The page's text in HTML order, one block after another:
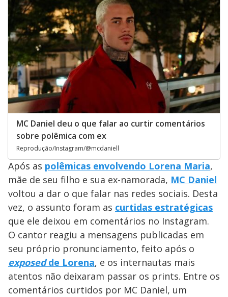
MC Daniel deu o que falar ao curtir comentários
sobre polêmica com ex
Reprodução/Instagram/@mcdaniell
Após as polêmicas envolvendo Lorena Maria,
mãe de seu filho e sua ex-namorada, MC Daniel
voltou a dar o que falar nas redes sociais. Desta
vez, o assunto foram as curtidas estratégicas
que ele deixou em comentários no Instagram.
O cantor reagiu a mensagens publicadas em
seu próprio pronunciamento, feito após o
exposedde Lorena, e os internautas mais
atentos não deixaram passar os prints. Entre os
comentários curtidos por MC Daniel, um